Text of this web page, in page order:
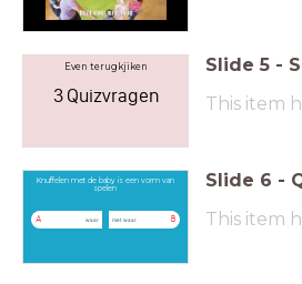
Even terugkjiken
3 Quizvragen
Slide 5 -
This item
Knuffelen met de baby is een vorm van
spelen
A waar B
niet waar
Slide 6 -
This item